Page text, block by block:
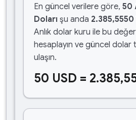
En güncel verilere göre, 50
Doları şu anda 2.385,5550
Anlık dolar kuru ile bu değeri
hesaplayın ve güncel dolar
ulaşın.
50 USD =